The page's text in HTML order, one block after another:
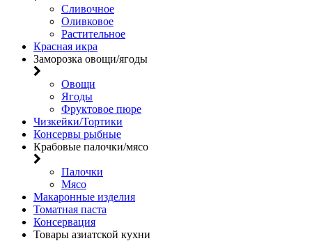
Сливочное
Оливковое
Растительное
Красная икра
Заморозка овощи/ягоды
Овощи
Ягоды
Фруктовое пюре
Чизкейки/Тортики
Консервы рыбные
Крабовые палочки/мясо
Палочки
Мясо
Макаронные изделия
Томатная паста
Консервация
Товары азиатской кухни